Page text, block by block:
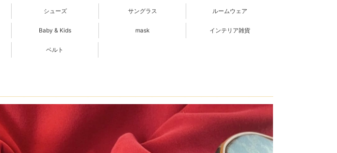
シューズ サングラス ルームウェア
Baby & Kids mask インテリア雑貨
ベルト